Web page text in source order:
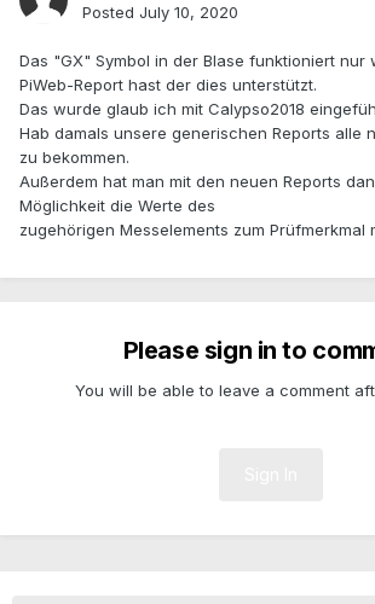
Posted July 10, 2020
Das "GX" Symbol in der Blase funktioniert nur
PiWeb-Report hast der dies unterstützt.
Das wurde glaub ich mit Calypso2018
Hab damals unsere generischen Reports alle
zu bekommen.
Außerdem hat man mit den neuen Reports
Möglichkeit die Werte des
zugehörigen Messelements zum Prüfmerkmal
Please sign in to
You will be able to leave a comment